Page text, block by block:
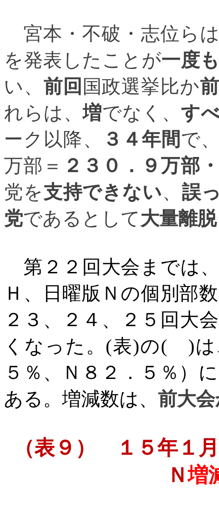
宮本・不破・志位ら
を発表したことが一度
い、 前回 国政選挙比か
れらは、増でなく、す
ーク以降、
３４年間で
万部＝ ２３０．９万部
党を支持できない、 誤
党であるとして大量離脱
第２２回大会までは
Ｈ、日曜版Ｎの個別部
２３、２４、２５回大
くなった。 (表)の( )
５％、Ｎ８２．５％）
ある。増減数は、 前大
（表９） １５年１
Ｎ増